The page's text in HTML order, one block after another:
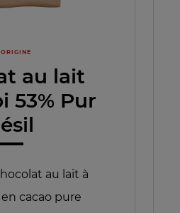
au lait
53% Pur
au lait à
cacao pure